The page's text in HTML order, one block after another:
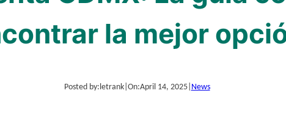
la mejor
Posted by: letrank| On:April 14, 2025| News